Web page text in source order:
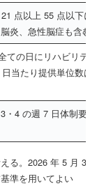
点以上 55 点以下に
炎、急性脳症も含む
ての日にリハビリテ
当たり提供単位数は
・4 の週 7 日体制要
る。2026 年 5 月 31
準を用いてよい